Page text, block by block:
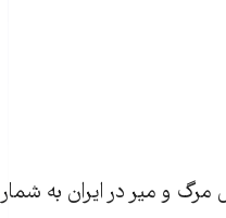
و مير در ايران به شمار